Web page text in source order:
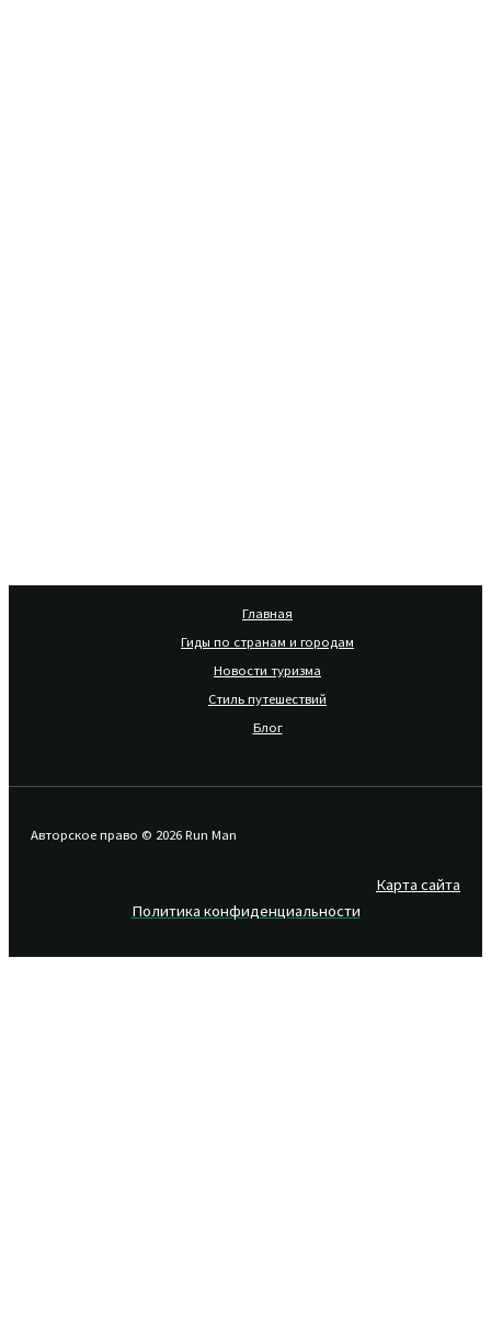
Главная
Гиды по странам и городам
Новости туризма
Стиль путешествий
Блог
Авторское право © 2026 Run Man
Карта сайта
Политика конфиденциальности